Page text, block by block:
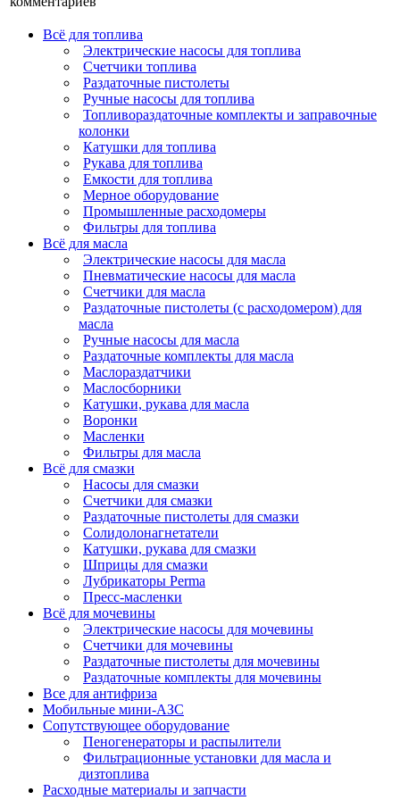
Всё для топлива
Электрические насосы для топлива
Счетчики топлива
Раздаточные пистолеты
Ручные насосы для топлива
Топливораздаточные комплекты и заправочные
колонки
Катушки для топлива
Рукава для топлива
Емкости для топлива
Мерное оборудование
Промышленные расходомеры
Фильтры для топлива
Всё для масла
Электрические насосы для масла
Пневматические насосы для масла
Счетчики для масла
Раздаточные пистолеты (с расходомером) для
масла
Ручные насосы для масла
Раздаточные комплекты для масла
Маслораздатчики
Маслосборники
Катушки, рукава для масла
Воронки
Масленки
Фильтры для масла
Всё для смазки
Насосы для смазки
Счетчики для смазки
Раздаточные пистолеты для смазки
Солидолонагнетатели
Катушки, рукава для смазки
Шприцы для смазки
Лубрикаторы Perma
Пресс-масленки
Всё для мочевины
Электрические насосы для мочевины
Счетчики для мочевины
Раздаточные пистолеты для мочевины
Раздаточные комплекты для мочевины
Все для антифриза
Мобильные мини-АЗС
Сопутствующее оборудование
Пеногенераторы и распылители
Фильтрационные установки для масла и
дизтоплива
Расходные материалы и запчасти